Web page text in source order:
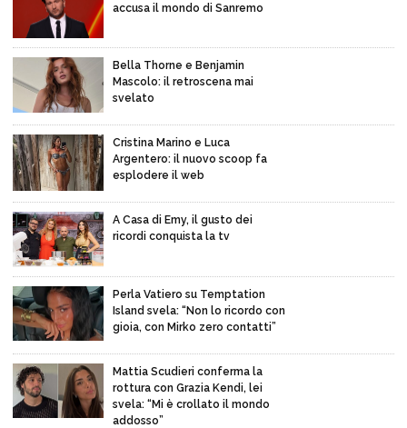
accusa il mondo di Sanremo
Bella Thorne e Benjamin
Mascolo: il retroscena mai
svelato
Cristina Marino e Luca
Argentero: il nuovo scoop fa
esplodere il web
A Casa di Emy, il gusto dei
ricordi conquista la tv
Perla Vatiero su Temptation
Island svela: “Non lo ricordo con
gioia, con Mirko zero contatti”
Mattia Scudieri conferma la
rottura con Grazia Kendi, lei
svela: “Mi è crollato il mondo
addosso”